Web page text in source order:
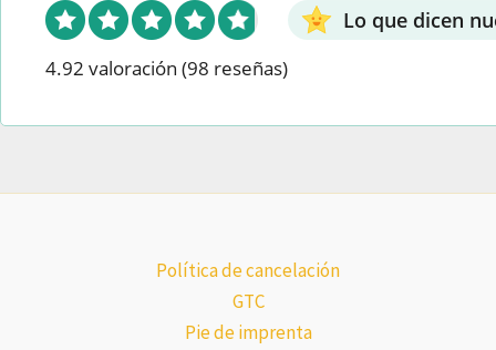
Lo que dicen
4.92 valoración (98 reseñas)
Política de cancelación
GTC
Pie de imprenta